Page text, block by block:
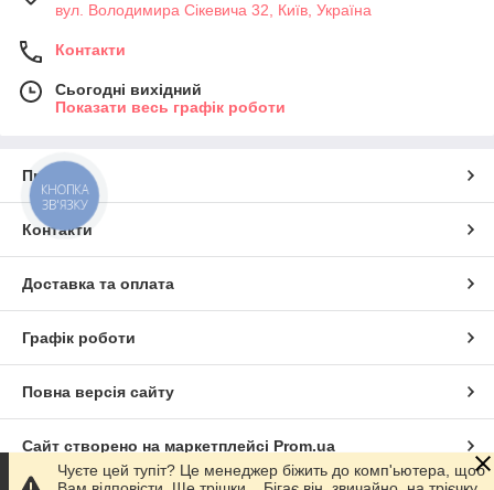
вул. Володимира Сікевича 32, Київ, Україна
Контакти
Сьогодні вихідний
Показати весь графік роботи
Про нас
Контакти
Доставка та оплата
Графік роботи
Повна версія сайту
Сайт створено на маркетплейсі Prom.ua
Чуєте цей тупіт? Це менеджер біжить до комп'ьютера, щоб
КНОПКА
ЗВ'ЯЗКУ